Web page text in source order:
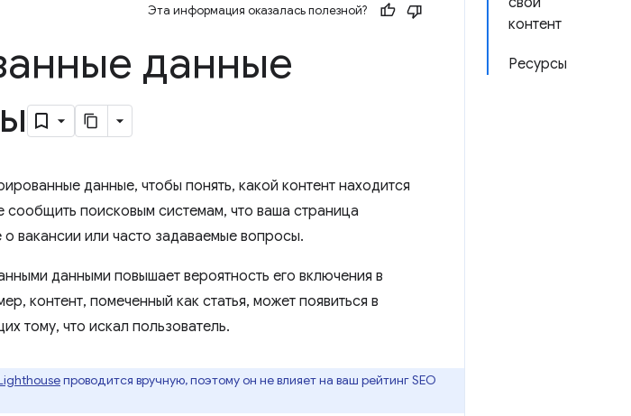
контент
Ресурсы
Эта информация оказалась полезной?
данные
данные, чтобы понять, какой контент находится
поисковым системам, что ваша страница
вакансии или часто задаваемые вопросы.
данными повышает вероятность его включения в
контент, помеченный как статья, может появиться в
тому, что искал пользователь.
проводится вручную, поэтому он не влияет на ваш рейтинг SEO